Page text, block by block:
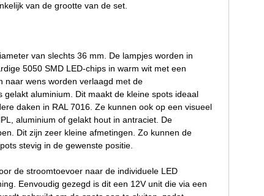
van de grootte van de set.
van slechts 36 mm. De lampjes worden in
5050 SMD LED-chips in warm wit met een
naar wens worden verlaagd met de
aluminium. Dit maakt de kleine spots ideaal
daken in RAL 7016. Ze kunnen ook op een visueel
aluminium of gelakt hout in antraciet. De
Dit zijn zeer kleine afmetingen. Zo kunnen de
stevig in de gewenste positie.
de stroomtoevoer naar de individuele LED
Eenvoudig gezegd is dit een 12V unit die via een